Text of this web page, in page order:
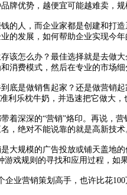
优势，越便宜可能越难卖，规
人，而企业家都是创建和打造
的发展，如何帮助企业实现今年
怎么办？最佳选择就是去做大
消费模式，然后在专业的市场
是做销售起家？还是做营销起
利乐枕牛奶，并迅速把它做大，
深深的“营销”烙印。再说，营
，绝对不能说靠的就是高新技术
规模的广告投放或铺天盖地的
戏规则的寻找和应用过程，如
营销策划高手，也许比花100